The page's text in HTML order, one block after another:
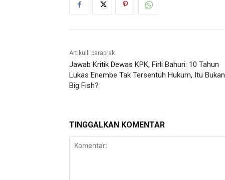
Artikulli paraprak
Jawab Kritik Dewas KPK, Firli Bahuri: 10 Tahun
Lukas Enembe Tak Tersentuh Hukum, Itu Bukan
Big Fish?
TINGGALKAN KOMENTAR